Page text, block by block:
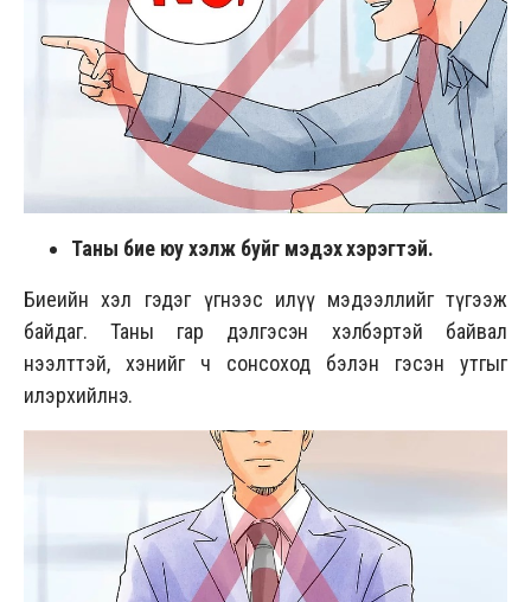
Таны бие юу хэлж буйг мэдэх хэрэгтэй.
Биеийн хэл гэдэг үгнээс илүү мэдээллийг түгээж
байдаг. Таны гар дэлгэсэн хэлбэртэй байвал
нээлттэй, хэнийг ч сонсоход бэлэн гэсэн утгыг
илэрхийлнэ.